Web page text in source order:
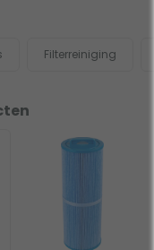
Filterreiniging